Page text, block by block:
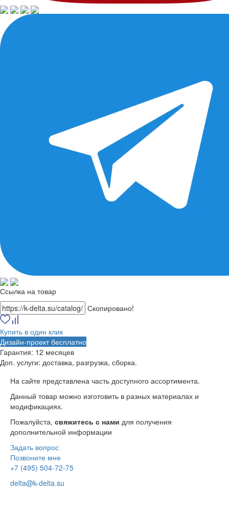
Ссылка на товар
Скопировано!
Купить в один клик
Дизайн-проект бесплатно
Гарантия: 12 месяцев
Доп. услуги: доставка, разгрузка, сборка.
На сайте представлена часть доступного ассортимента.
Данный товар можно изготовить в разных материалах и
модификациях.
Пожалуйста, свяжитесь с нами для получения
дополнительной информации
Задать вопрос
Позвоните мне
+7 (495) 504-72-75
delta@k-delta.su